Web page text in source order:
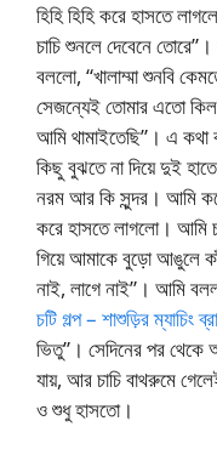
হিহি হিহি করে হাসতে
চাচি শুনলে দেবেনে
বললো, “খালাম্মা শুনবি
সেজন্যেই তোমার এতো
আমি থামাইতেছি”। এ
কিছু বুঝতে না দিয়ে দুই
নরম আর কি সুন্দর। আমি
করে হাসতে লাগলো। আমি
গিয়ে আমাকে বুড়ো আঙুলে
নাই, লাগে নাই”। আমি
চটি গল্প – শাশুড়ির ম্যাচিং ব্রা
ভিতু”। সেদিনের পর
যায়, আর চাচি বাথরুমে
ও শুধু হাসতো।